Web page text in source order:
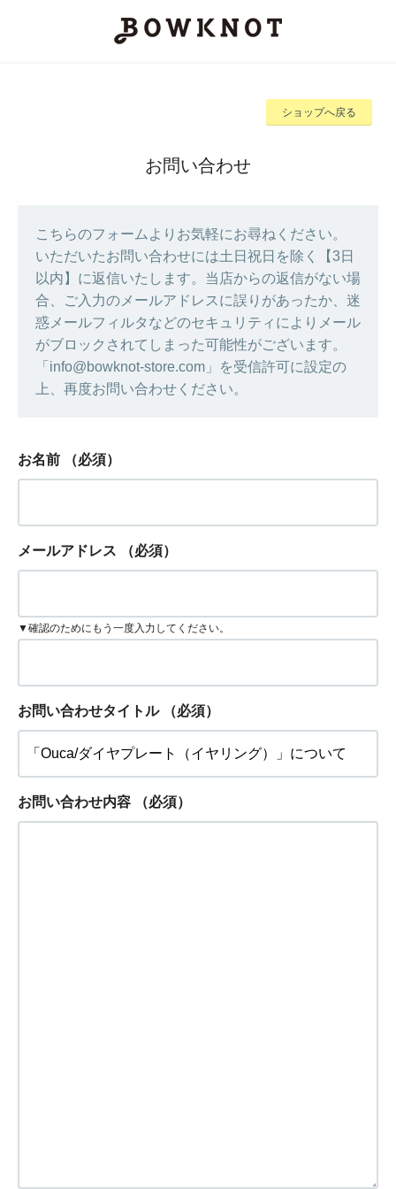
ショップへ戻る
お問い合わせ
こちらのフォームよりお気軽にお尋ねください。
いただいたお問い合わせには土日祝日を除く【3日
以内】に返信いたします。当店からの返信がない場
合、ご入力のメールアドレスに誤りがあったか、迷
惑メールフィルタなどのセキュリティによりメール
がブロックされてしまった可能性がございます。
「info@bowknot-store.com」を受信許可に設定の
上、再度お問い合わせください。
お名前 （必須）
メールアドレス （必須）
▼確認のためにもう一度入力してください。
お問い合わせタイトル （必須）
お問い合わせ内容 （必須）